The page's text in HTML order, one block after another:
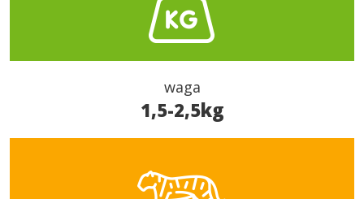
waga
1,5-2,5kg